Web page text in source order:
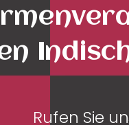
Rufen Sie